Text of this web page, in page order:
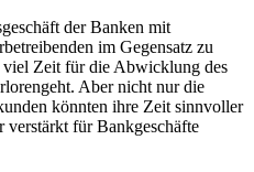
der Banken mit
im Gegensatz zu
viel Zeit für die Abwicklung des
Aber nicht nur die
könnten ihre Zeit sinnvoller
für Bankgeschäfte